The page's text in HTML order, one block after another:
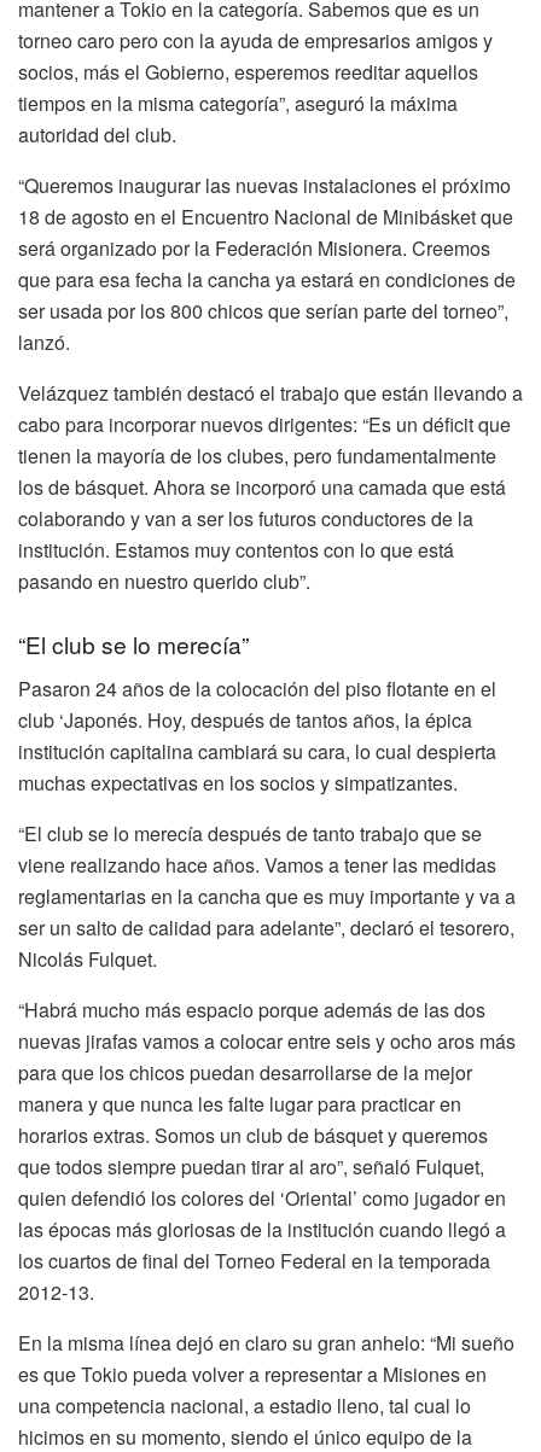
mantener a Tokio en la categoría. Sabemos que es un
torneo caro pero con la ayuda de empresarios amigos y
socios, más el Gobierno, esperemos reeditar aquellos
tiempos en la misma categoría”, aseguró la máxima
autoridad del club.
“Queremos inaugurar las nuevas instalaciones el próximo
18 de agosto en el Encuentro Nacional de Minibásket que
será organizado por la Federación Misionera. Creemos
que para esa fecha la cancha ya estará en condiciones de
ser usada por los 800 chicos que serían parte del torneo”,
lanzó.
Velázquez también destacó el trabajo que están llevando a
cabo para incorporar nuevos dirigentes: “Es un déficit que
tienen la mayoría de los clubes, pero fundamentalmente
los de básquet. Ahora se incorporó una camada que está
colaborando y van a ser los futuros conductores de la
institución. Estamos muy contentos con lo que está
pasando en nuestro querido club”.
“El club se lo merecía”
Pasaron 24 años de la colocación del piso flotante en el
club ‘Japonés. Hoy, después de tantos años, la épica
institución capitalina cambiará su cara, lo cual despierta
muchas expectativas en los socios y simpatizantes.
“El club se lo merecía después de tanto trabajo que se
viene realizando hace años. Vamos a tener las medidas
reglamentarias en la cancha que es muy importante y va a
ser un salto de calidad para adelante”, declaró el tesorero,
Nicolás Fulquet.
“Habrá mucho más espacio porque además de las dos
nuevas jirafas vamos a colocar entre seis y ocho aros más
para que los chicos puedan desarrollarse de la mejor
manera y que nunca les falte lugar para practicar en
horarios extras. Somos un club de básquet y queremos
que todos siempre puedan tirar al aro”, señaló Fulquet,
quien defendió los colores del ‘Oriental’ como jugador en
las épocas más gloriosas de la institución cuando llegó a
los cuartos de final del Torneo Federal en la temporada
2012-13.
En la misma línea dejó en claro su gran anhelo: “Mi sueño
es que Tokio pueda volver a representar a Misiones en
una competencia nacional, a estadio lleno, tal cual lo
hicimos en su momento, siendo el único equipo de la